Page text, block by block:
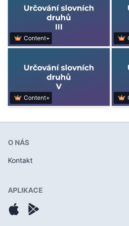
Content+
Content+
O NÁS
Kontakt
APLIKACE